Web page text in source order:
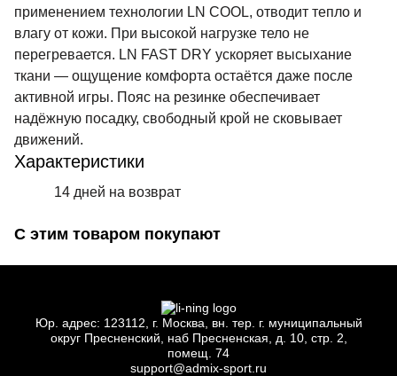
применением технологии LN COOL, отводит тепло и
влагу от кожи. При высокой нагрузке тело не
перегревается. LN FAST DRY ускоряет высыхание
ткани — ощущение комфорта остаётся даже после
активной игры. Пояс на резинке обеспечивает
надёжную посадку, свободный крой не сковывает
движений.
Характеристики
14 дней на возврат
С этим товаром покупают
Юр. адрес: 123112, г. Москва, вн. тер. г. муниципальный
округ Пресненский, наб Пресненская, д.
10, стр. 2,
помещ. 74
support@admix-sport.ru